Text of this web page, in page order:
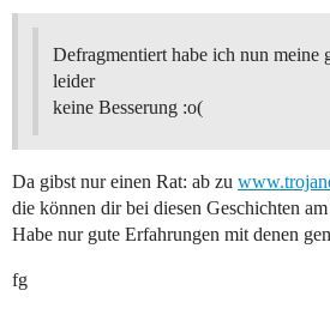
Defragmentiert habe ich nun meine
leider
keine Besserung :o(
Da gibst nur einen Rat: ab zu
die können dir bei diesen Geschichten
Habe nur gute Erfahrungen mit denen
fg